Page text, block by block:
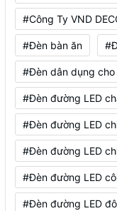
#Công Ty VND
#Đèn bàn ăn
#Đèn dân dụng cho
#Đèn đường LED
#Đèn đường LED
#Đèn đường LED
#Đèn đường LED
#Đèn đường LED